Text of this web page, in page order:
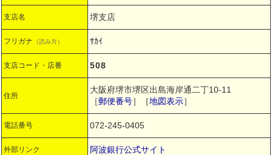
支店名 堺支店
フリガナ （読み方） ｻｶｲ
支店コード・店番 508
住所
大阪府堺市堺区出島海岸通二丁10-11
［郵便番号］［地図表示］
電話番号 072-245-0405
外部リンク 阿波銀行公式サイト